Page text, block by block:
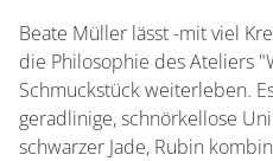
Beate Müller lässt -mit viel
die Philosophie des Ateliers
Schmuckstück weiterleben.
geradlinige, schnörkellose
schwarzer Jade, Rubin